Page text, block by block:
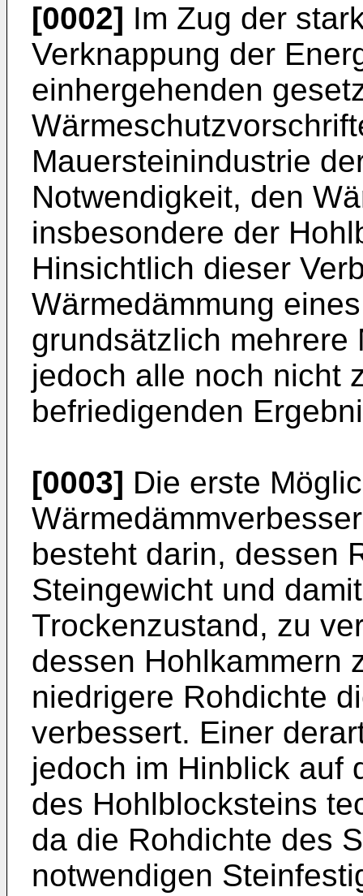
[0002] Im Zug der
Verknappung der
einhergehenden
Mauersteinindustrie
Notwendigkeit, den
insbesondere der
Hinsichtlich dieser
Wärmedämmung
grundsätzlich
jedoch alle noch nicht
befriedigenden
[0003] Die erste
besteht darin, dessen
Steingewicht und
Trockenzustand, zu
dessen Hohlkammern
niedrigere Rohdichte
verbessert. Einer
jedoch im Hinblick auf
des Hohlblocksteins
da die Rohdichte des
notwendigen